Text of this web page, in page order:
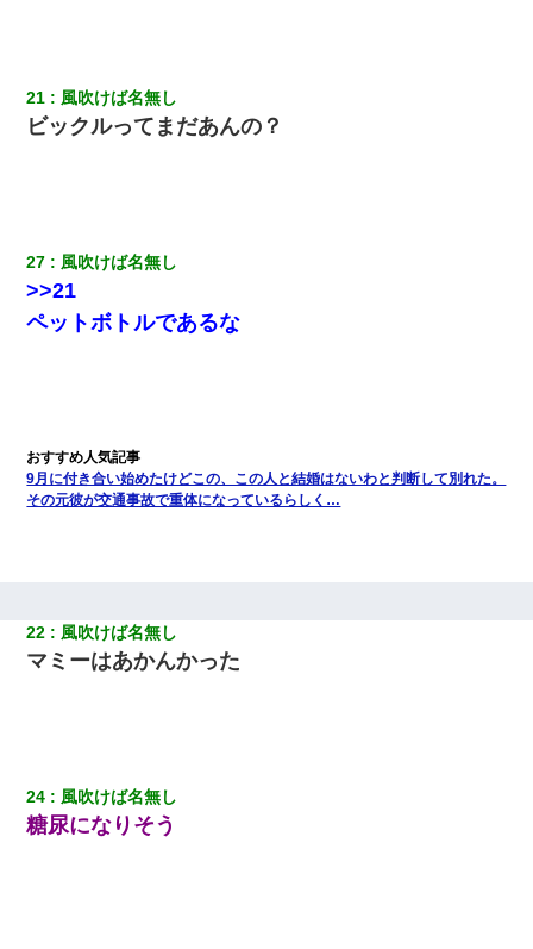
21 風吹けば名無し
ビックルってまだあんの？
27 風吹けば名無し
>>21
ペットボトルであるな
9月に付き合い始めたけどこの、この人と結婚はないわと判断して別れた。
その元彼が交通事故で重体になっているらしく…
22 風吹けば名無し
マミーはあかんかった
24 風吹けば名無し
糖尿になりそう